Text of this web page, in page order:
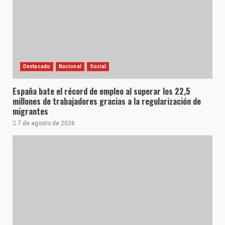
Destacado Nacional Social
España bate el récord de empleo al superar los 22,5
millones de trabajadores gracias a la regularización de
migrantes
7 de agosto de 2026